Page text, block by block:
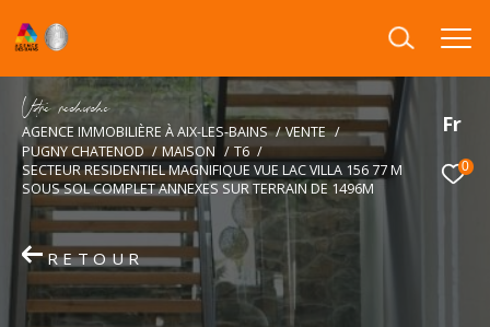
Fr
0
Vore recece
AGENCE IMMOBILIÈRE À AIX-LES-BAINS
VENTE
PUGNY CHATENOD
MAISON
T6
SECTEUR RESIDENTIEL MAGNIFIQUE VUE LAC VILLA 156 77 M
SOUS SOL COMPLET ANNEXES SUR TERRAIN DE 1496M
RETOUR